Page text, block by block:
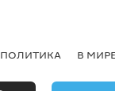
ПОЛИТИКА В МИРЕ